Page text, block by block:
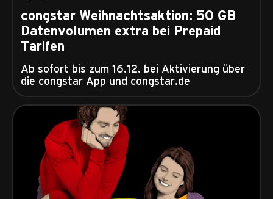
congstar Weihnachtsaktion: 50 GB
Datenvolumen extra bei Prepaid
Tarifen
Ab sofort bis zum 16.12. bei Aktivierung über
die congstar App und congstar.de